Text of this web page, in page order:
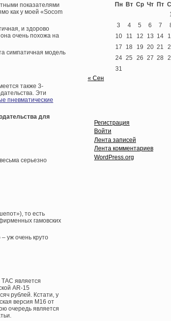
показателями
как у моей «Socom
и здорово
очень похожа на
симпатичная модель
также 3-
Эти
пневматические
для
серьезно
то есть
гамовских
уж очень круто
ТАС является
AR-15
рублей. Кстати, у
версия М16 от
очередь является
Пн Вт Ср Чт Пт
1
3
4 5 6 7
10
11 12 13 14
17
18 19 20 21
24 25 26 27 28
31
« Сен
Регистрация
Войти
Лента записей
Лента комментариев
WordPress.org